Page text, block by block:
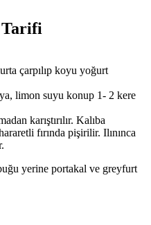
Tarifi
çarpılıp koyu yoğurt
limon suyu konup 1- 2 kere
karıştırılır. Kalıba
fırında pişirilir. Ilınınca
yerine portakal ve greyfurt